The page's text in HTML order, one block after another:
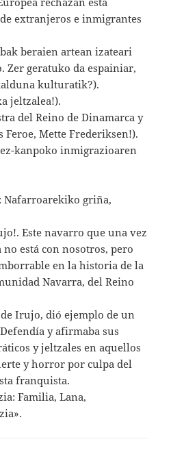
extranjeros e inmigrantes
beraien artean izateari
Zer geratuko da espainiar,
kulturatik?).
jeltzalea!).
del Reino de Dinamarca y
Feroe, Mette Frederiksen!).
kanpoko inmigrazioaren
griña,
Este navarro que una vez
está con nosotros, pero
en la historia de la
Navarra, del Reino
Irujo, dió ejemplo de un
y afirmaba sus
y jeltzales en aquellos
y horror por culpa del
franquista.
Familia, Lana,